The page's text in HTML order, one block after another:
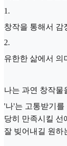
1 .
창작을 통해서 감
2.
유한한 삶에서 의
나는 과연 창작물
'나'는 고통받기를
당히 만족시킬 선
잘 빚어내길 원하